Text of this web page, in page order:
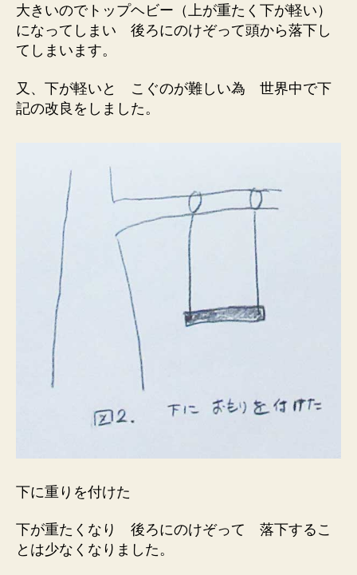
大きいのでトップヘビー（上が重たく下が軽い）
になってしまい 後ろにのけぞって頭から落下し
てしまいます。
又、下が軽いと こぐのが難しい為 世界中で下
記の改良をしました。
下に重りを付けた
下が重たくなり 後ろにのけぞって 落下するこ
とは少なくなりました。